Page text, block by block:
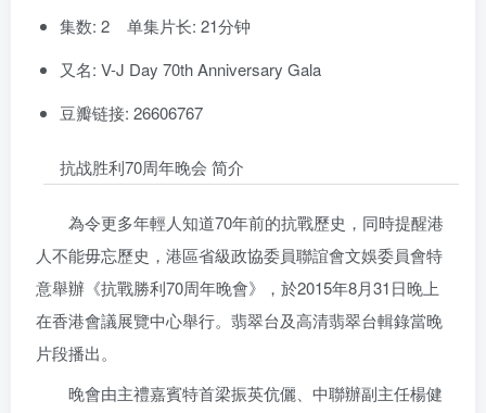
集数: 2 单集片长: 21分钟
又名: V-J Day 70th Anniversary Gala
豆瓣链接: 26606767
抗战胜利70周年晚会 简介
為令更多年輕人知道70年前的抗戰歷史，同時提醒港
人不能毋忘歷史，港區省級政協委員聯誼會文娛委員會特
意舉辦《抗戰勝利70周年晚會》，於2015年8月31日晚上
在香港會議展覽中心舉行。翡翠台及高清翡翠台輯錄當晚
片段播出。
晚會由主禮嘉賓特首梁振英伉儷、中聯辦副主任楊健